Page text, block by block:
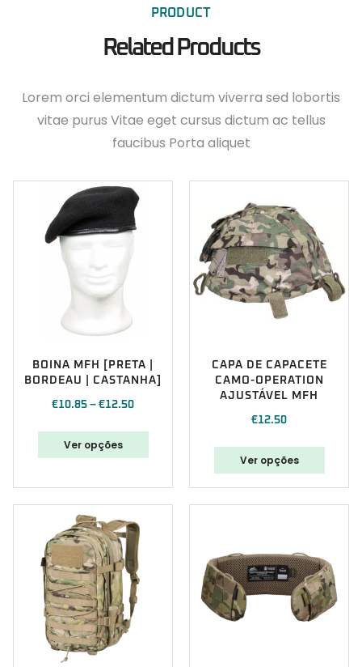
PRODUCT
Related Products
Lorem orci elementum dictum viverra sed lobortis
vitae purus Vitae eget cursus dictum ac tellus
faucibus Porta aliquet
BOINA MFH [PRETA |
BORDEAU | CASTANHA]
€10.85 – €12.50
Ver opções
CAPA DE CAPACETE
CAMO-OPERATION
AJUSTÁVEL MFH
€12.50
Ver opções